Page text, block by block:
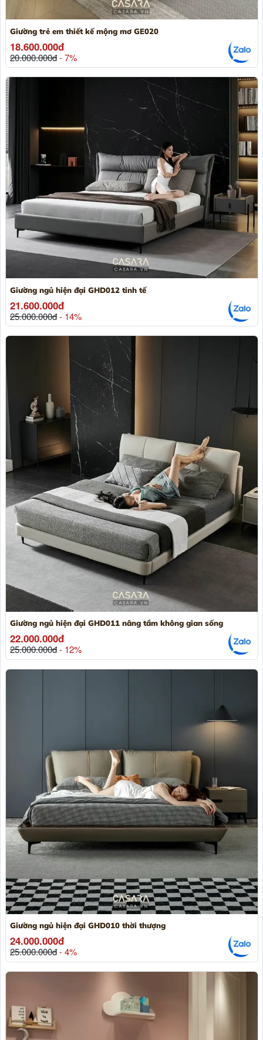
Giường trẻ em thiết kế mộng mơ GE020
18.600.000đ
20.000.000đ- 7%
Giường ngủ hiện đại GHD012 tinh tế
21.600.000đ
25.000.000đ- 14%
Giường ngủ hiện đại GHD011 nâng tầm không gian sống
22.000.000đ
25.000.000đ- 12%
Giường ngủ hiện đại GHD010 thời thượng
24.000.000đ
25.000.000đ- 4%